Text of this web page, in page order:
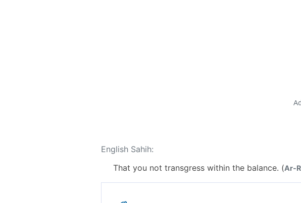
English Sahih:
That you not transgress within the balance. (Ar-